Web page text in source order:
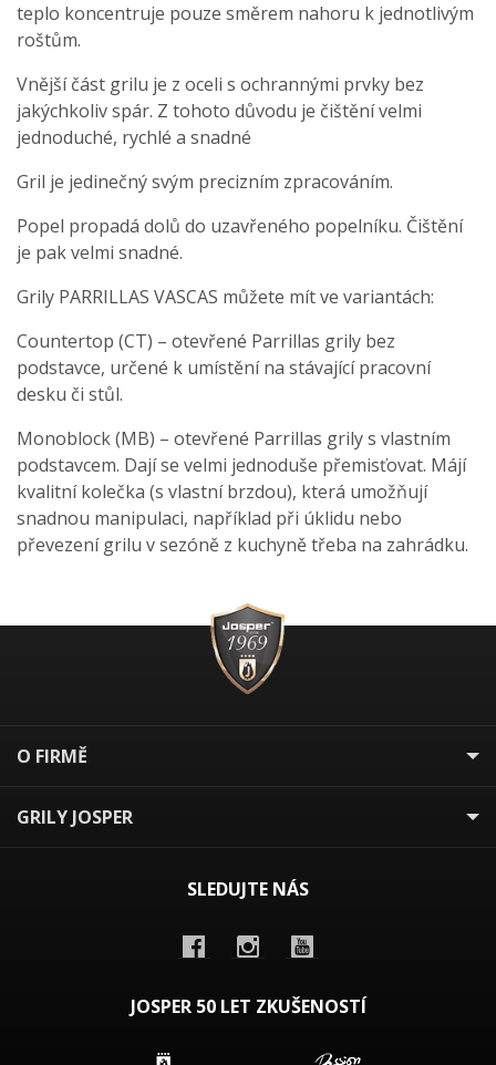
teplo koncentruje pouze směrem nahoru k jednotlivým
roštům.
Vnější část grilu je z oceli s ochrannými prvky bez
jakýchkoliv spár. Z tohoto důvodu je čištění velmi
jednoduché, rychlé a snadné
Gril je jedinečný svým precizním zpracováním.
Popel propadá dolů do uzavřeného popelníku. Čištění
je pak velmi snadné.
Grily PARRILLAS VASCAS můžete mít ve variantách:
Countertop (CT) – otevřené Parrillas grily bez
podstavce, určené k umístění na stávající pracovní
desku či stůl.
Monoblock (MB) – otevřené Parrillas grily s vlastním
podstavcem. Dají se velmi jednoduše přemisťovat. Májí
kvalitní kolečka (s vlastní brzdou), která umožňují
snadnou manipulaci, například při úklidu nebo
převezení grilu v sezóně z kuchyně třeba na zahrádku.
O FIRMĚ
GRILY JOSPER
SLEDUJTE NÁS
JOSPER 50 LET ZKUŠENOSTÍ